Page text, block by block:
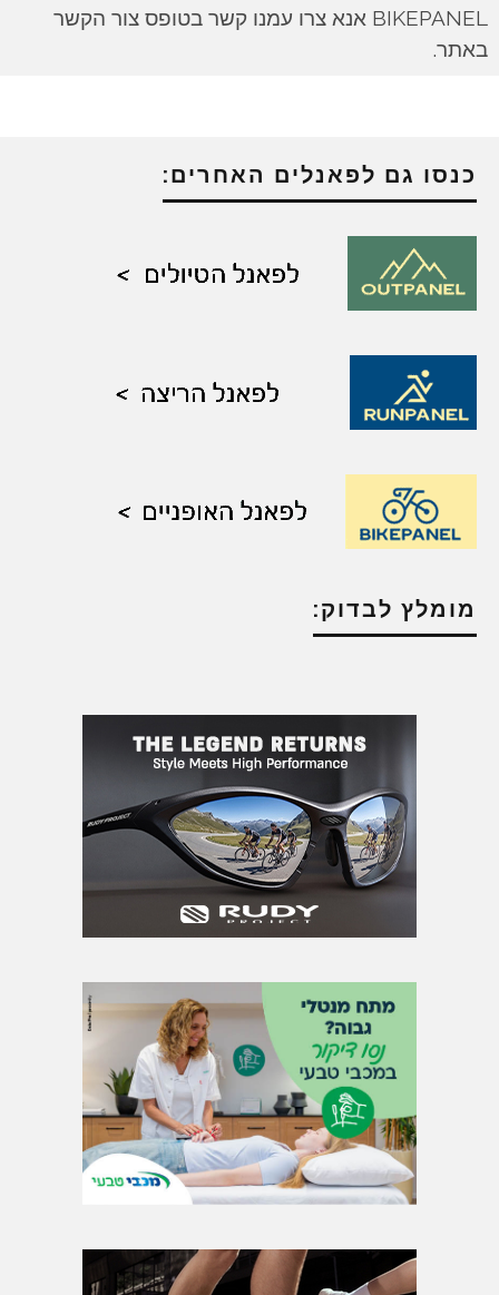
BIKEPANEL אנא צרו עמנו קשר בטופס צור הקשר
באתר.
כנסו גם לפאנלים האחרים:
מומלץ לבדוק: